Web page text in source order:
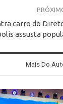
carro do
assusta
Mais Do